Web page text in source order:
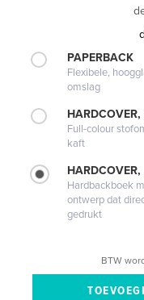
PAPERBACK
Flexibele,
omslag
HARDCOVER,
Full-colour
kaft
Hardbackboek
ontwerp dat
gedrukt
BTW